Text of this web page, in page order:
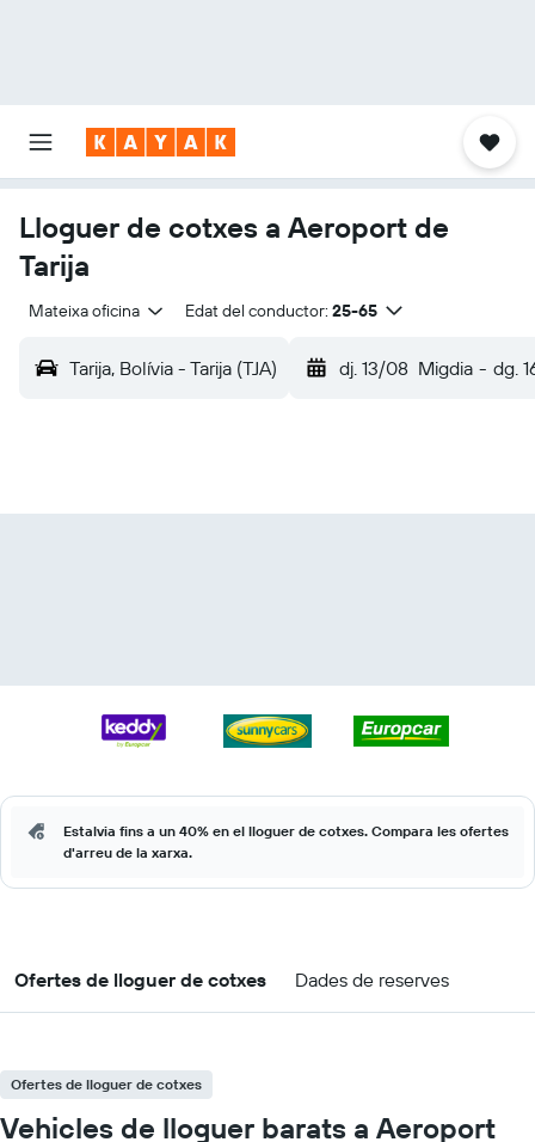
Lloguer de cotxes a Aeroport de
Tarija
Mateixa oficina Edat del conductor: 25-65
Tarija, Bolívia - Tarija (TJA) dj. 13/08 Migdia - dg.
Estalvia fins a un 40% en el lloguer de cotxes. Compara les ofertes
d'arreu de la xarxa.
Ofertes de lloguer de cotxes Dades de reserves
Ofertes de lloguer de cotxes
Vehicles de lloguer barats a Aeroport